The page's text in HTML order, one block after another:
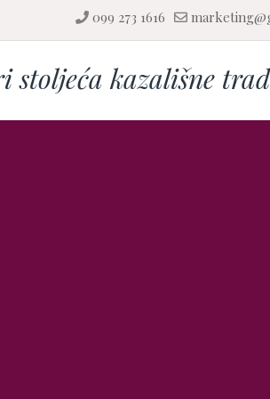
099 273 1616
stoljeća kazališne